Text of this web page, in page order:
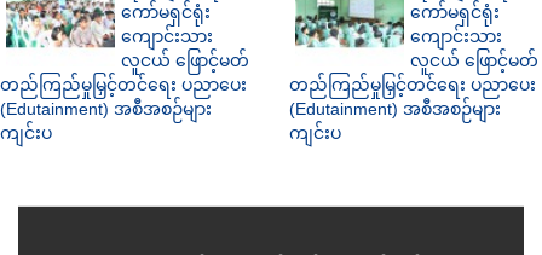
ကော်မရှင်ရုံး
ကျောင်းသား
လူငယ် ဖြောင့်မတ်
တည်ကြည်မှုမြှင့်တင်ရေး ပညာပေး
(Edutainment) အစီအစဉ်များ
ကျင်းပ
ကော်မရှင်ရုံး
ကျောင်းသား
လူငယ် ဖြောင့်မတ်
တည်ကြည်မှုမြှင့်တင်ရေး ပညာပေး
(Edutainment) အစီအစဉ်များ
ကျင်းပ